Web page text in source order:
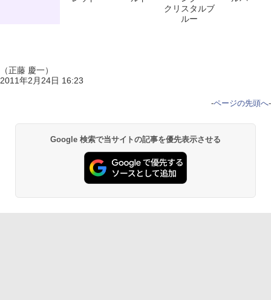
クリスタルブ
ルー
（正藤 慶一）
2011年2月24日 16:23
-ページの先頭へ-
Google 検索で当サイトの記事を優先表示させる